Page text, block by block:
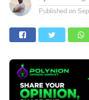
Published on